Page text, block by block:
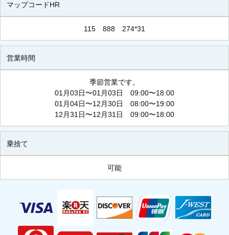
マップコードHR
115 888 274*31
営業時間
季節営業です。
01月03日〜01月03日 09:00〜18:00
01月04日〜12月30日 08:00〜19:00
12月31日〜12月31日 09:00〜18:00
乗捨て
可能